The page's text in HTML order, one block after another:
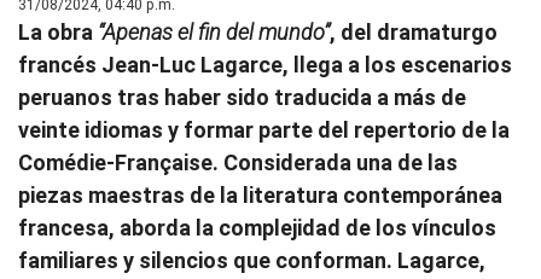
31/08/2024, 04:40 p.m.
La obra “Apenas el fin del mundo”, del dramaturgo
francés Jean-Luc Lagarce, llega a los escenarios
peruanos tras haber sido traducida a más de
veinte idiomas y formar parte del repertorio de la
Comédie-Française. Considerada una de las
piezas maestras de la literatura contemporánea
francesa, aborda la complejidad de los vínculos
familiares y silencios que conforman. Lagarce,